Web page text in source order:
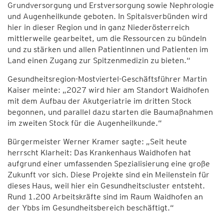
Grundversorgung und Erstversorgung sowie Nephrologie
und Augenheilkunde geboten. In Spitalsverbünden wird
hier in dieser Region und in ganz Niederösterreich
mittlerweile gearbeitet, um die Ressourcen zu bündeln
und zu stärken und allen Patientinnen und Patienten im
Land einen Zugang zur Spitzenmedizin zu bieten.“
Gesundheitsregion-Mostviertel-Geschäftsführer Martin
Kaiser meinte: „2027 wird hier am Standort Waidhofen
mit dem Aufbau der Akutgeriatrie im dritten Stock
begonnen, und parallel dazu starten die Baumaßnahmen
im zweiten Stock für die Augenheilkunde.“
Bürgermeister Werner Kramer sagte: „Seit heute
herrscht Klarheit: Das Krankenhaus Waidhofen hat
aufgrund einer umfassenden Spezialisierung eine große
Zukunft vor sich. Diese Projekte sind ein Meilenstein für
dieses Haus, weil hier ein Gesundheitscluster entsteht.
Rund 1.200 Arbeitskräfte sind im Raum Waidhofen an
der Ybbs im Gesundheitsbereich beschäftigt.“